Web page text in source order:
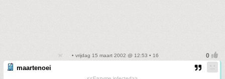
• vrijdag 15 maart 2002 @ 12:53 • 16
maartenoei